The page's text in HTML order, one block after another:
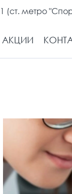
(ст. метро
АКЦИИ